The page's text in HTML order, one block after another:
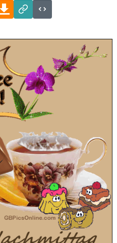
Download
Link
Code